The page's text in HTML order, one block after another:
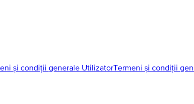
și condiții generale UtilizatorTermeni și condiții